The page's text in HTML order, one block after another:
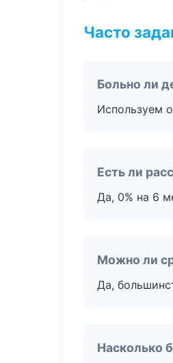
Часто
Больно ли
Используем
Есть ли
Да, 0% на 6
Можно ли
Да,
Насколько